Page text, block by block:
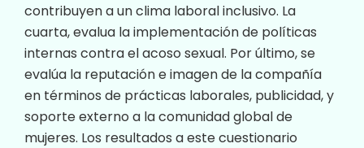
contribuyen a un clima laboral inclusivo. La
cuarta, evalua la implementación de políticas
internas contra el acoso sexual. Por último, se
evalúa la reputación e imagen de la compañía
en términos de prácticas laborales, publicidad, y
soporte externo a la comunidad global de
mujeres. Los resultados a este cuestionario